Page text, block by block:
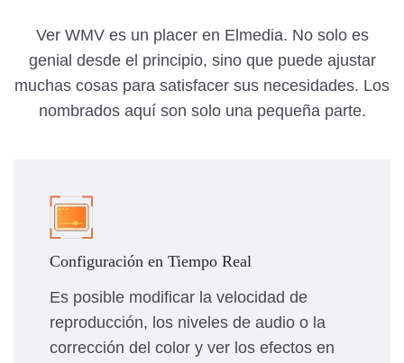
Ver WMV es un placer en Elmedia. No solo es
genial desde el principio, sino que puede ajustar
muchas cosas para satisfacer sus necesidades. Los
nombrados aquí son solo una pequeña parte.
Configuración en Tiempo Real
Es posible modificar la velocidad de
reproducción, los niveles de audio o la
corrección del color y ver los efectos en